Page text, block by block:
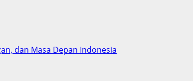
dan Masa Depan Indonesia